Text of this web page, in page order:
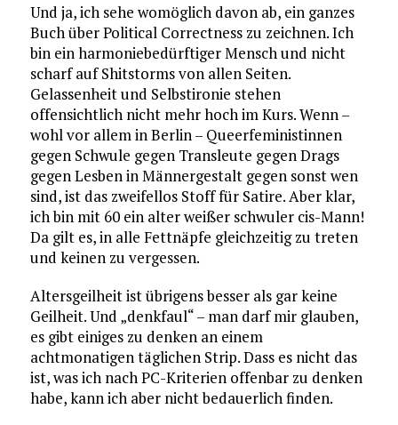
Und ja, ich sehe womöglich davon ab, ein ganzes
Buch über Political Correctness zu zeichnen. Ich
bin ein harmoniebedürftiger Mensch und nicht
scharf auf Shitstorms von allen Seiten.
Gelassenheit und Selbstironie stehen
offensichtlich nicht mehr hoch im Kurs. Wenn –
wohl vor allem in Berlin – Queerfeministinnen
gegen Schwule gegen Transleute gegen Drags
gegen Lesben in Männergestalt gegen sonst wen
sind, ist das zweifellos Stoff für Satire. Aber klar,
ich bin mit 60 ein alter weißer schwuler cis-Mann!
Da gilt es, in alle Fettnäpfe gleichzeitig zu treten
und keinen zu vergessen.
Altersgeilheit ist übrigens besser als gar keine
Geilheit. Und „denkfaul“ – man darf mir glauben,
es gibt einiges zu denken an einem
achtmonatigen täglichen Strip. Dass es nicht das
ist, was ich nach PC-Kriterien offenbar zu denken
habe, kann ich aber nicht bedauerlich finden.